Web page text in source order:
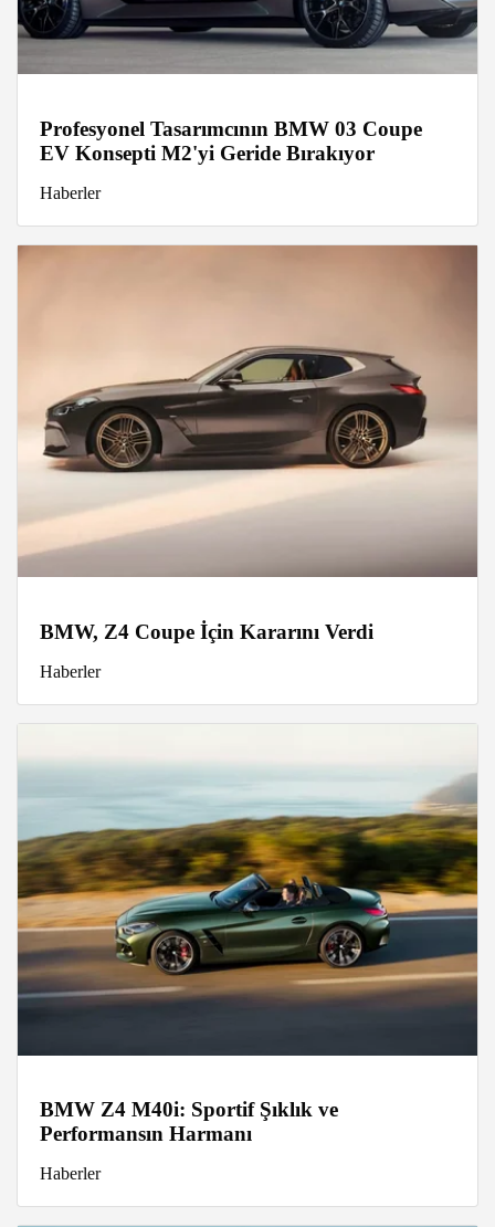
Profesyonel Tasarımcının BMW 03 Coupe
EV Konsepti M2'yi Geride Bırakıyor
Haberler
BMW, Z4 Coupe İçin Kararını Verdi
Haberler
BMW Z4 M40i: Sportif Şıklık ve
Performansın Harmanı
Haberler